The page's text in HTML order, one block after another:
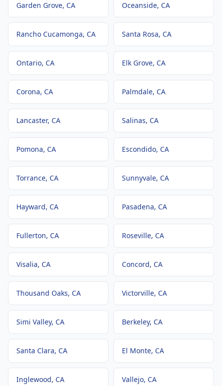
Garden Grove, CA Oceanside, CA
Rancho Cucamonga, CA Santa Rosa, CA
Ontario, CA Elk Grove, CA
Corona, CA Palmdale, CA
Lancaster, CA Salinas, CA
Pomona, CA Escondido, CA
Torrance, CA Sunnyvale, CA
Hayward, CA Pasadena, CA
Fullerton, CA Roseville, CA
Visalia, CA Concord, CA
Thousand Oaks, CA Victorville, CA
Simi Valley, CA Berkeley, CA
Santa Clara, CA El Monte, CA
Inglewood, CA Vallejo, CA